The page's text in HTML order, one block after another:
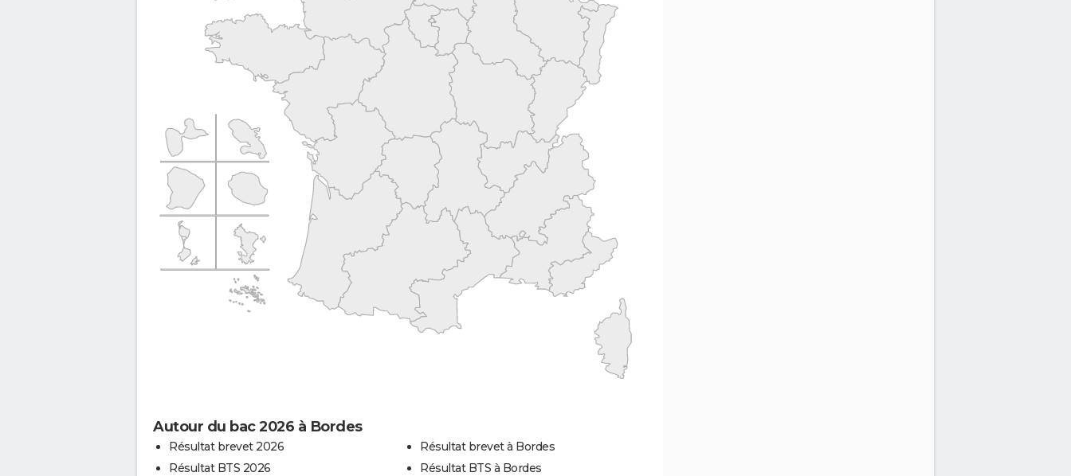
Autour du bac 2026 à Bordes
Résultat brevet 2026
Résultat BTS 2026
Résultat brevet à Bordes
Résultat BTS à Bordes